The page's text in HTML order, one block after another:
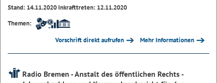
Stand: 14.11.2020 Inkrafttreten: 12.11.2020
Themen:
Vorschrift direkt aufrufen Mehr Informationen
Radio Bremen - Anstalt des öffentlichen Rechts -